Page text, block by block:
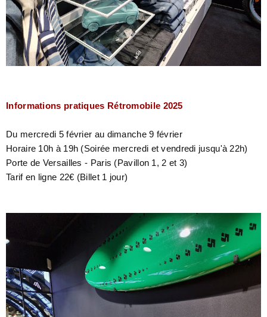
Informations pratiques Rétromobile 2025
Du mercredi 5 février au dimanche 9 février
Horaire 10h à 19h (Soirée mercredi et vendredi jusqu'à 22h)
Porte de Versailles - Paris (Pavillon 1, 2 et 3)
Tarif en ligne 22€ (Billet 1 jour)